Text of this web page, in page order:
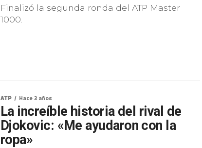
Finalizó la segunda ronda del ATP Master
1000.
ATP Hace 3 años
La increíble historia del rival de
Djokovic: «Me ayudaron con la
ropa»